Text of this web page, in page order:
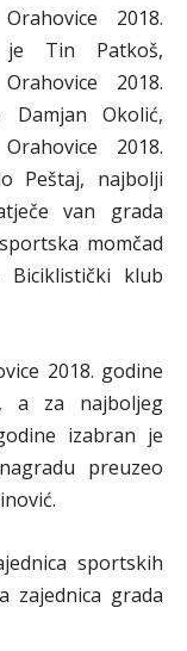
2018.
Tin Patkoš,
2018.
Okolić,
2018.
Peštaj, najbolji
van grada
momčad
Biciklistički klub
2018. godine
a za najboljeg
izabran je
preuzeo
sportskih
zajednica grada